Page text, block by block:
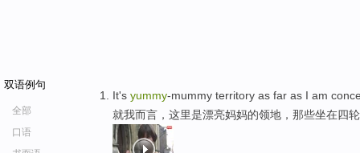
双语例句
全部
口语
It's yummy-mummy territory as far as I am
就我而言，这里是漂亮妈妈的领地，那些坐在四